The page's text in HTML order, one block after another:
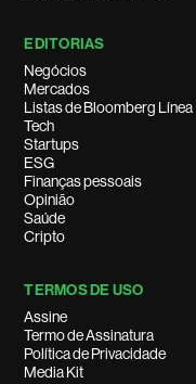
EDITORIAS
Negócios
Mercados
Listas de Bloomberg Línea
Tech
Startups
ESG
Finanças pessoais
Opinião
Saúde
Cripto
TERMOS DE USO
Assine
Termo de Assinatura
Política de Privacidade
Media Kit